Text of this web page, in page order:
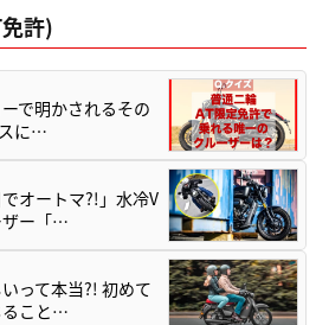
許)
で明かされるその
に…
オートマ?!」水冷V
ザー「…
って本当?! 初めて
ること…